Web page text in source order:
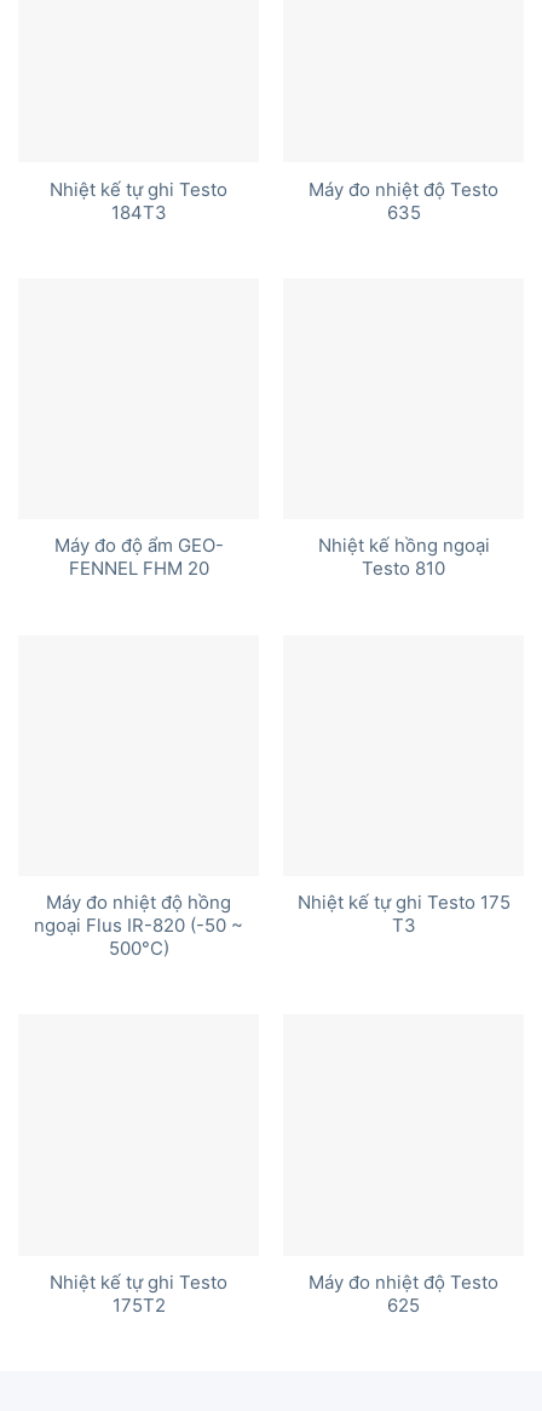
Nhiệt kế tự ghi Testo
184T3
Máy đo nhiệt độ Testo
635
Máy đo độ ẩm GEO-
FENNEL FHM 20
Nhiệt kế hồng ngoại
Testo 810
Máy đo nhiệt độ hồng
ngoại Flus IR-820 (-50 ~
500°C)
Nhiệt kế tự ghi Testo 175
T3
Nhiệt kế tự ghi Testo
175T2
Máy đo nhiệt độ Testo
625